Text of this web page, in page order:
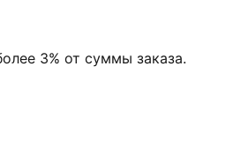
3% от суммы заказа.